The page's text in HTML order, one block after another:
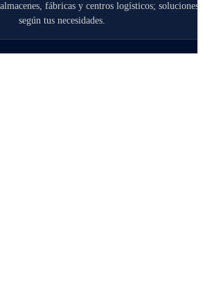
fábricas y centros logísticos; soluciones
según tus necesidades.